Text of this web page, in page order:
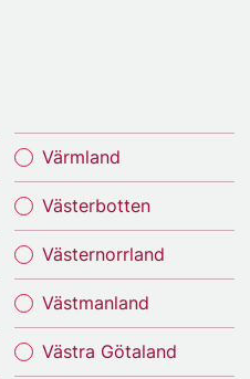
Värmland
Västerbotten
Västernorrland
Västmanland
Västra Götaland